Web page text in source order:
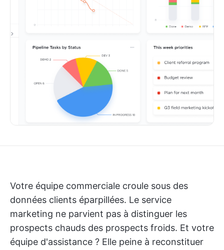
Votre équipe commerciale croule sous des
données clients éparpillées. Le service
marketing ne parvient pas à distinguer les
prospects chauds des prospects froids. Et votre
équipe d'assistance ? Elle peine à reconstituer